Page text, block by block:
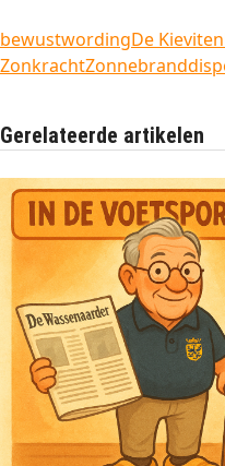
bewustwordingDe Kieviten
Zonkracht
Gerelateerde artikelen